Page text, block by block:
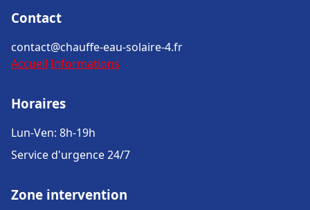
Contact
contact@chauffe-eau-solaire-4.fr
Accueil Informations
Horaires
Lun-Ven: 8h-19h
Service d'urgence 24/7
Zone intervention